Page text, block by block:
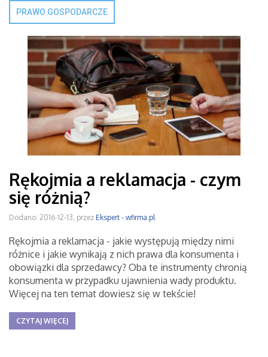
PRAWO GOSPODARCZE
Rękojmia a reklamacja - czym
się różnią?
Dodano: 2016-12-13, przez Ekspert - wfirma.pl
Rękojmia a reklamacja - jakie występują między nimi
różnice i jakie wynikają z nich prawa dla konsumenta i
obowiązki dla sprzedawcy? Oba te instrumenty chronią
konsumenta w przypadku ujawnienia wady produktu.
Więcej na ten temat dowiesz się w tekście!
CZYTAJ WIĘCEJ